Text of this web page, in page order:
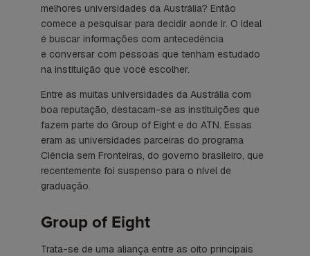
melhores universidades da Austrália? Então
comece a pesquisar para decidir aonde ir. O ideal
é buscar informações com antecedência
e conversar com pessoas que tenham estudado
na instituição que você escolher.
Entre as muitas universidades da Austrália com
boa reputação, destacam-se as instituições que
fazem parte do Group of Eight e do ATN. Essas
eram as universidades parceiras do programa
Ciência sem Fronteiras, do governo brasileiro, que
recentemente foi suspenso para o nível de
graduação.
Group of Eight
Trata-se de uma aliança entre as oito principais